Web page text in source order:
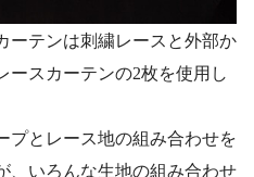
ーテンは刺繍レースと外部か
ースカーテンの2枚を使用し
プとレース地の組み合わせを
、いろんな生地の組み合わせ